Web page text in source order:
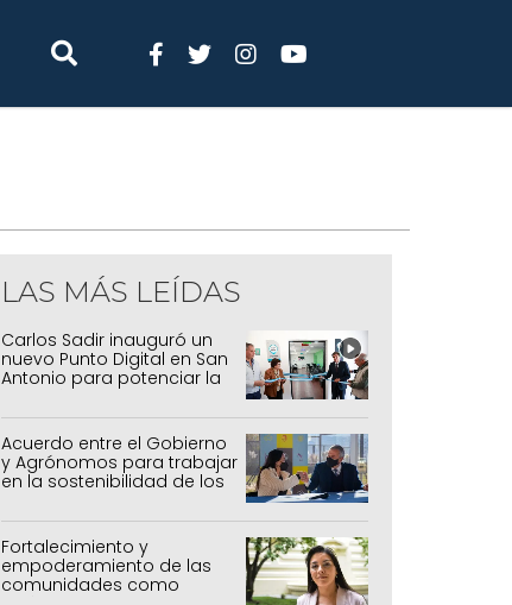
LAS MÁS LEÍDAS
Carlos Sadir inauguró un
nuevo Punto Digital en San
Antonio para potenciar la
Acuerdo entre el Gobierno
y Agrónomos para trabajar
en la sostenibilidad de los
agrícolas, pecuarios y
forestal
Fortalecimiento y
empoderamiento de las
comunidades como